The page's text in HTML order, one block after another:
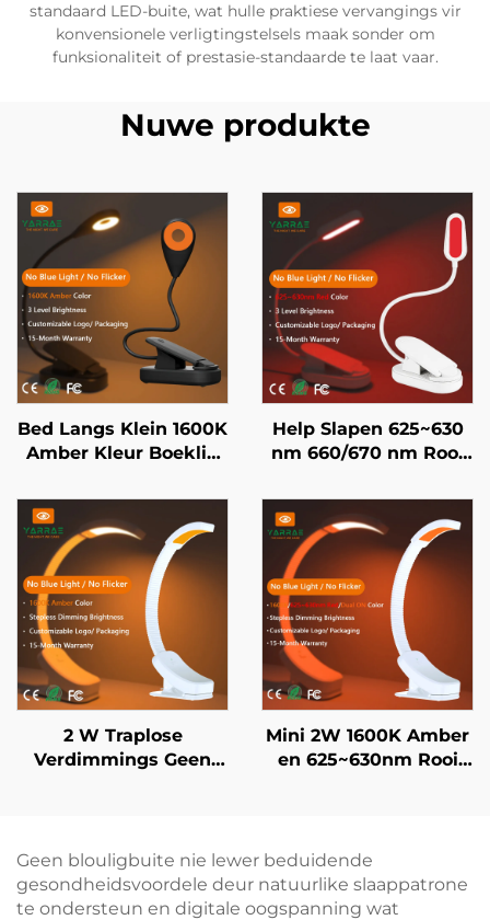
standaard LED-buite, wat hulle praktiese vervangings vir
konvensionele verligtingstelsels maak sonder om
funksionaliteit of prestasie-standaarde te laat vaar.
Nuwe produkte
Bed Langs Klein 1600K
Amber Kleur Boeklig
Liggaam LED Boeklig
Help Slapen 625~630
nm 660/670 nm Rooi
Geen Blou Lig Wit
Liggaam LED Boeklig
2 W Traplose
Verdimmings Geen
Mini 2W 1600K Amber
en 625~630nm Rooi
Geen blouligbuite nie lewer beduidende
gesondheidsvoordele deur natuurlike slaappatrone
te ondersteun en digitale oogspanning wat